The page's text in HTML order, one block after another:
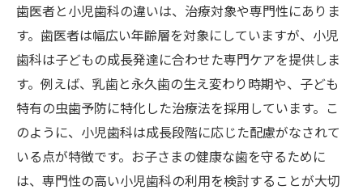
歯医者と小児歯科の違いは、治療対象や専門性にありま
す。歯医者は幅広い年齢層を対象にしていますが、小児
歯科は子どもの成長発達に合わせた専門ケアを提供しま
す。例えば、乳歯と永久歯の生え変わり時期や、子ども
特有の虫歯予防に特化した治療法を採用しています。こ
のように、小児歯科は成長段階に応じた配慮がなされて
いる点が特徴です。お子さまの健康な歯を守るために
は、専門性の高い小児歯科の利用を検討することが大切